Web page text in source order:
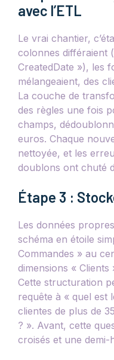
avec l’ETL
Le vrai chantier,
colonnes différaient
CreatedDate »), les
mélangeaient, des
La couche de
des règles une fois
champs,
euros. Chaque
nettoyée, et les
doublons ont chuté
Étape 3 :
Les données
schéma en étoile
Commandes » au
dimensions «
Cette structuration
requête à « quel est
clientes de plus de
? ». Avant, cette
croisés et une demi-